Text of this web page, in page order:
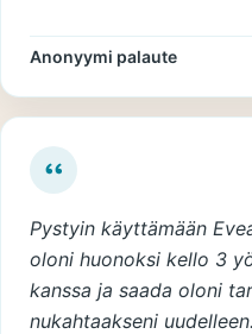
Anonyymi palaute
Pystyin käyttämään
oloni huonoksi kello 3
kanssa ja saada oloni
nukahtaakseni uudelleen.